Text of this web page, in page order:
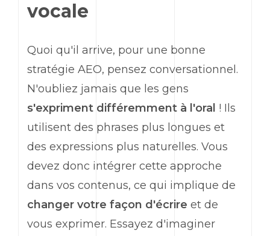
vocale
Quoi qu'il arrive, pour une bonne
stratégie AEO, pensez conversationnel.
N'oubliez jamais que les gens
s'expriment différemment à l'oral ! Ils
utilisent des phrases plus longues et
des expressions plus naturelles. Vous
devez donc intégrer cette approche
dans vos contenus, ce qui implique de
changer votre façon d'écrire et de
vous exprimer. Essayez d'imaginer